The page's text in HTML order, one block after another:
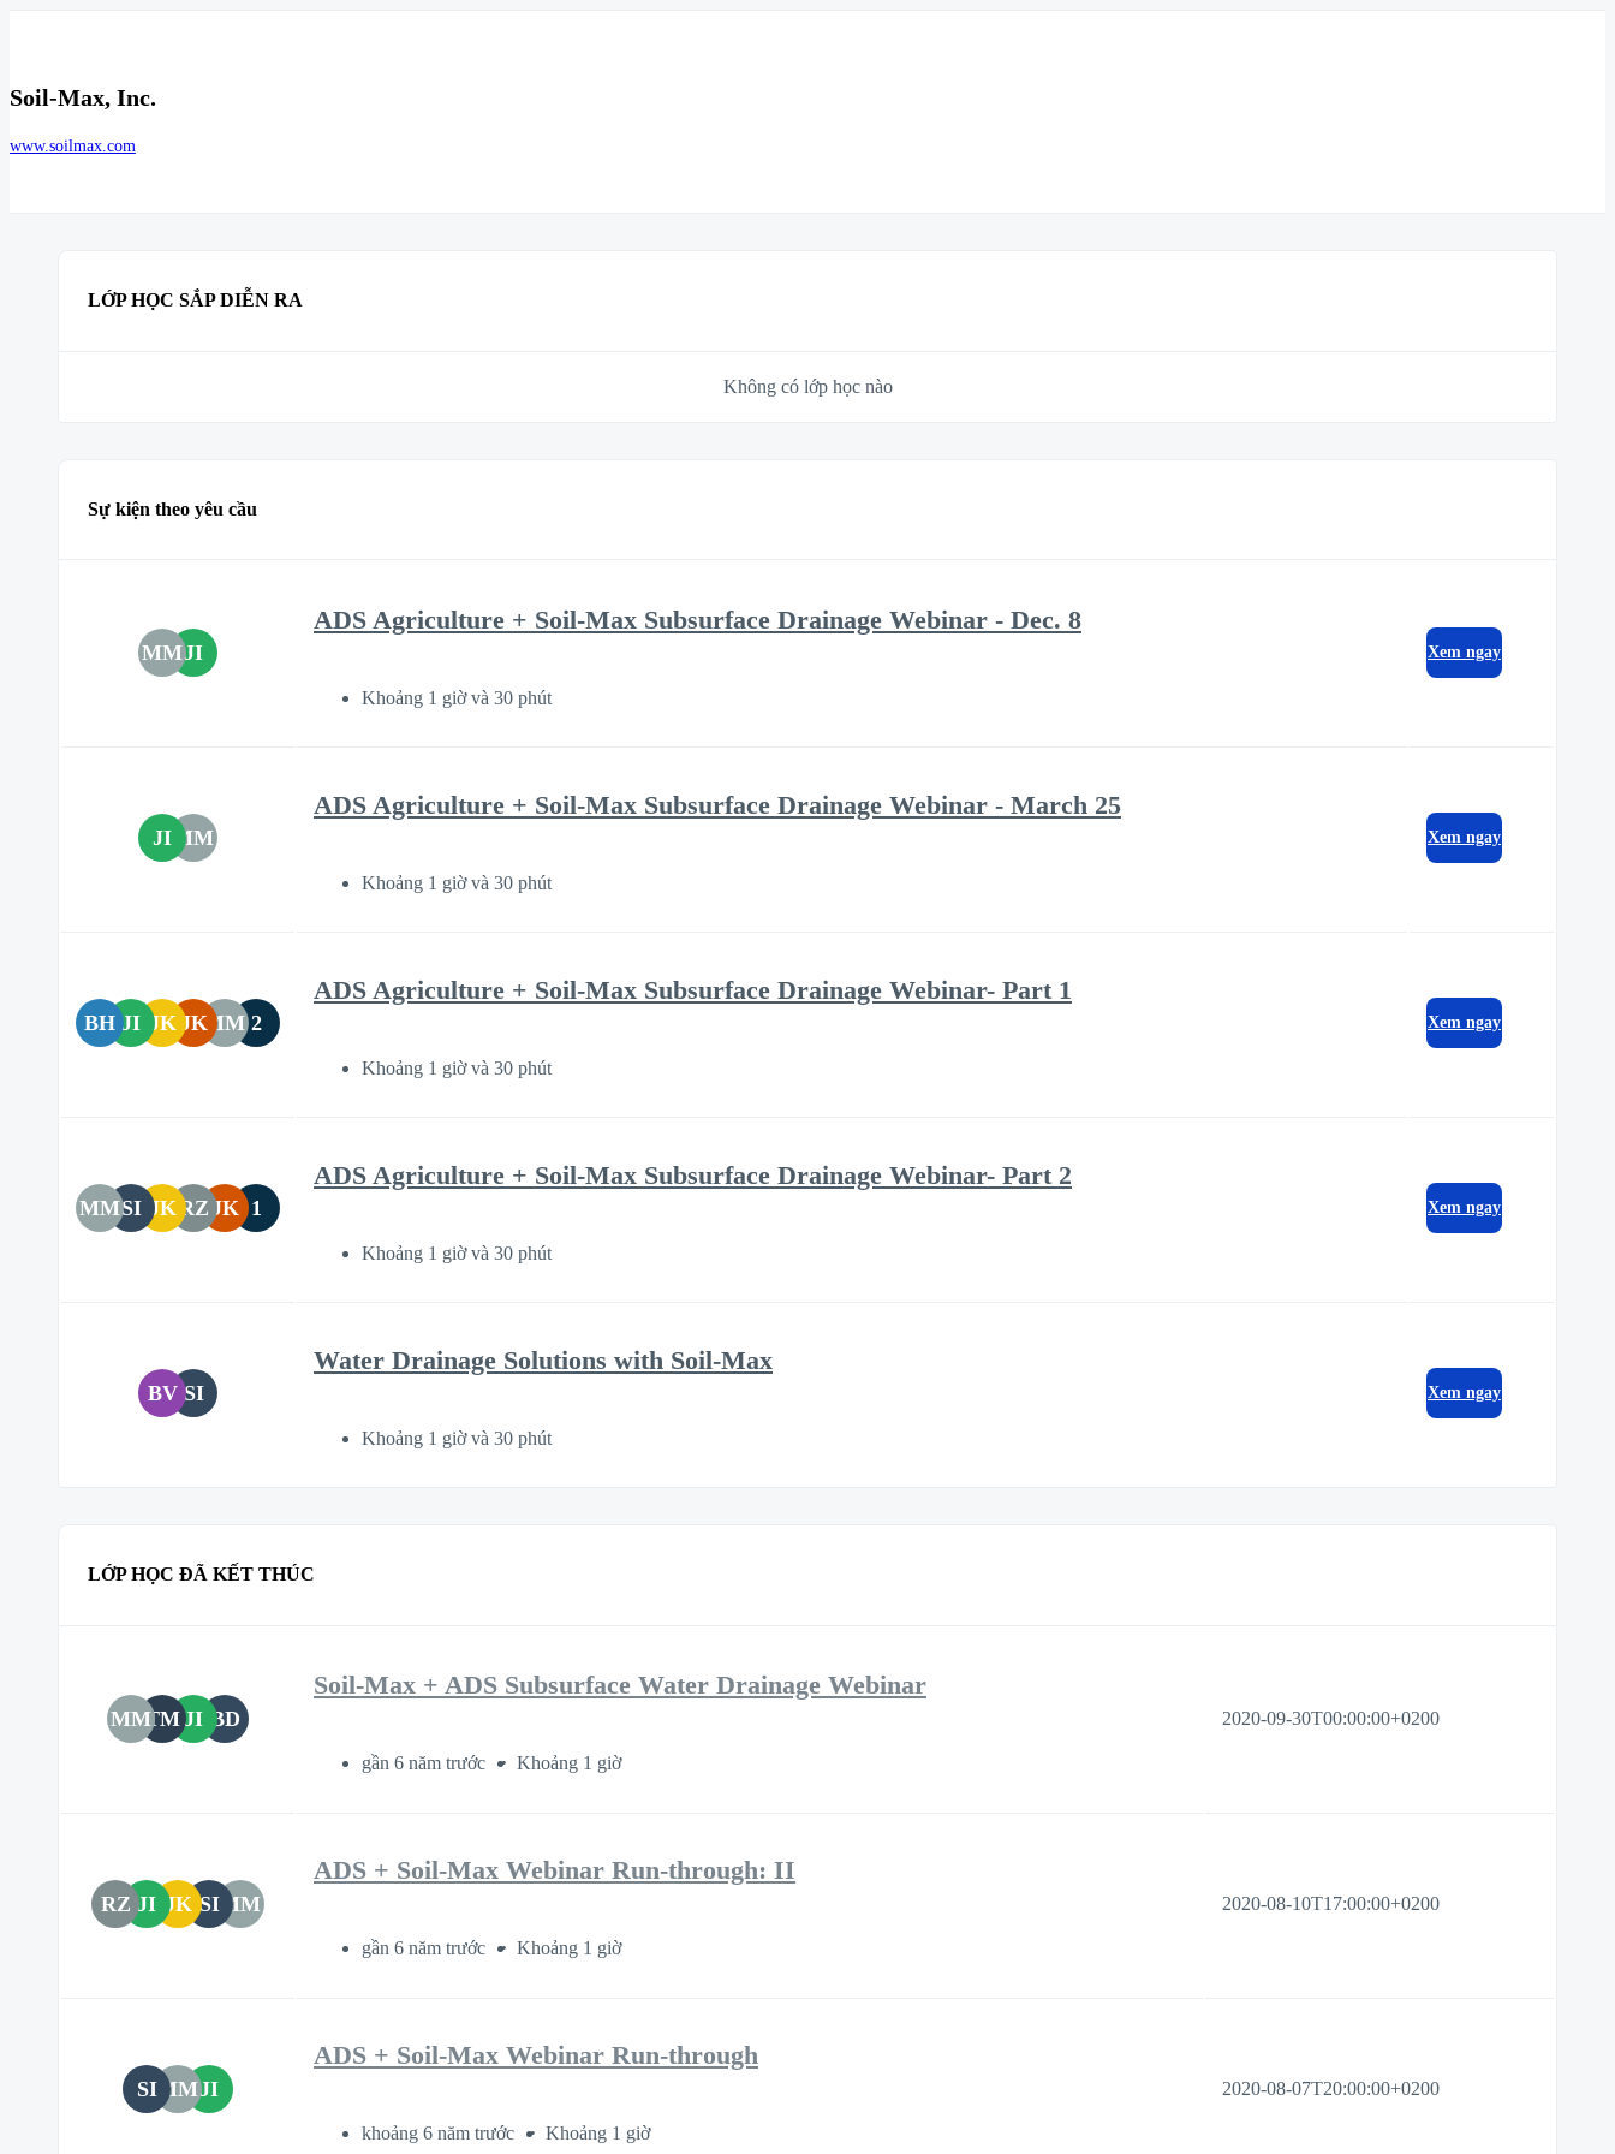
Soil-Max, Inc.
www.soilmax.com
LỚP HỌC SẮP DIỄN RA
Không có lớp học nào
Sự kiện theo yêu cầu
MMJI
ADS Agriculture + Soil-Max Subsurface Drainage Webinar - Dec. 8
Khoảng 1 giờ và 30 phút
Xem ngay
JI MM
ADS Agriculture + Soil-Max Subsurface Drainage Webinar - March 25
Khoảng 1 giờ và 30 phút
Xem ngay
BH JI JK JKMM 2
ADS Agriculture + Soil-Max Subsurface Drainage Webinar- Part 1
Khoảng 1 giờ và 30 phút
Xem ngay
MMSI JK RZ JK 1
ADS Agriculture + Soil-Max Subsurface Drainage Webinar- Part 2
Khoảng 1 giờ và 30 phút
Xem ngay
BV SI
Water Drainage Solutions with Soil-Max
Khoảng 1 giờ và 30 phút
Xem ngay
LỚP HỌC ĐÃ KẾT THÚC
MMTMJI BD
Soil-Max + ADS Subsurface Water Drainage Webinar
gần 6 năm trước Khoảng 1 giờ
2020-09-30T00:00:00+0200
RZ JI JK SI MM
ADS + Soil-Max Webinar Run-through: II
gần 6 năm trước Khoảng 1 giờ
2020-08-10T17:00:00+0200
SI MMJI
ADS + Soil-Max Webinar Run-through
khoảng 6 năm trước Khoảng 1 giờ
2020-08-07T20:00:00+0200